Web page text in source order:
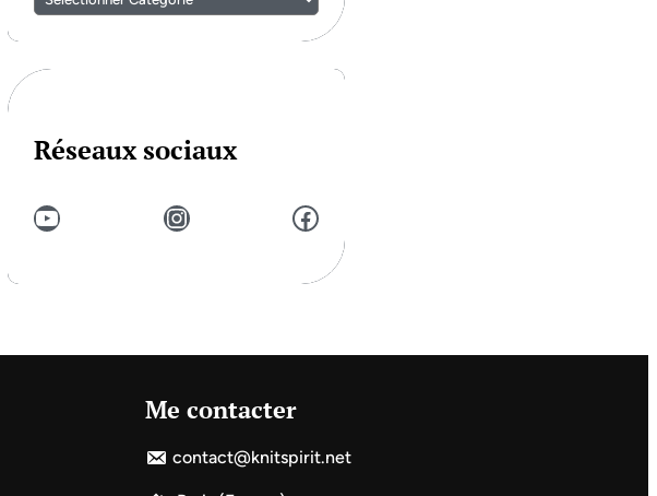
Réseaux sociaux
YouTube Instagram Facebook
Me contacter
contact@knitspirit.net